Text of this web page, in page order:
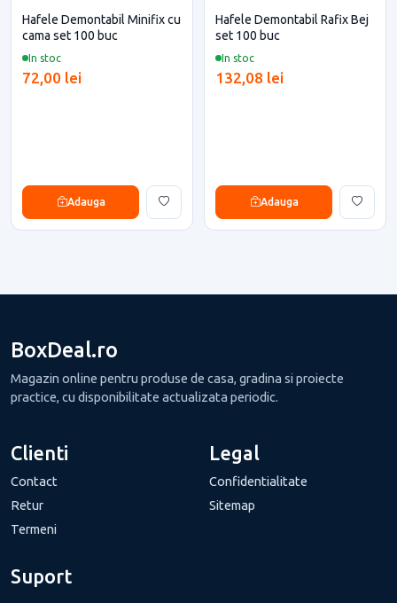
In stoc
Hafele Demontabil Minifix cu
cama set 100 buc
72,00 lei
Adauga
In stoc
Hafele Demontabil Rafix Bej
set 100 buc
132,08 lei
Adauga
BoxDeal.ro
Magazin online pentru produse de casa, gradina si proiecte
practice, cu disponibilitate actualizata periodic.
Clienti
Contact
Retur
Termeni
Legal
Confidentialitate
Sitemap
Suport